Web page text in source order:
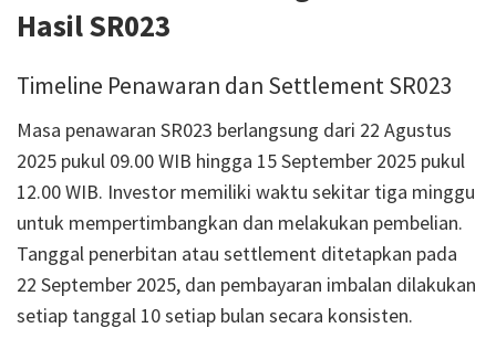
Hasil SR023
Timeline Penawaran dan Settlement SR023
Masa penawaran SR023 berlangsung dari 22 Agustus
2025 pukul 09.00 WIB hingga 15 September 2025 pukul
12.00 WIB. Investor memiliki waktu sekitar tiga minggu
untuk mempertimbangkan dan melakukan pembelian.
Tanggal penerbitan atau settlement ditetapkan pada
22 September 2025, dan pembayaran imbalan dilakukan
setiap tanggal 10 setiap bulan secara konsisten.